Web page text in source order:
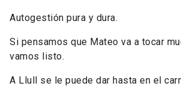
Autogestión pura y dura.
Si pensamos que Mateo va a tocar
vamos listo.
A Llull se le puede dar hasta en el